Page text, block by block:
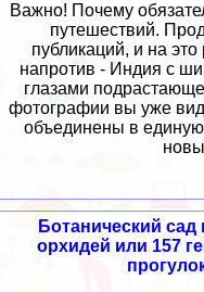
Важно! Почему
путешествий.
публикаций, и на
напротив - Индия с
глазами
фотографии вы уже
объединены в
Ботанический сад
орхидей или 157